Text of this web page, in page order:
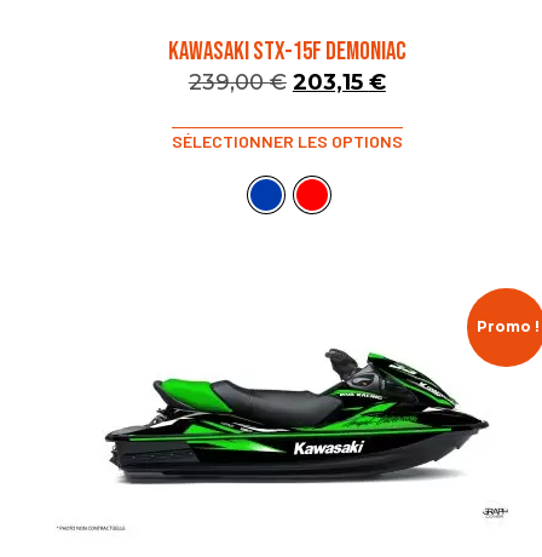
KAWASAKI STX-15F DEMONIAC
239,00€ 203,15 €
SÉLECTIONNER LES OPTIONS
Promo !